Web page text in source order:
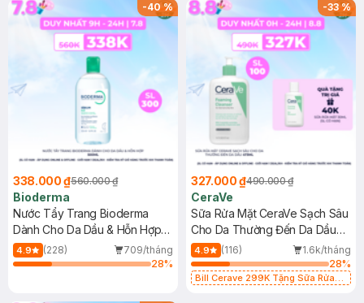
-40%
338.000 ₫560.000 ₫
Bioderma
Nước Tẩy Trang Bioderma
Dành Cho Da Dầu & Hỗn Hợp
500ml
4.9 (228)
709/tháng
28%
-33%
327.000 ₫490.000 ₫
CeraVe
Sữa Rửa Mặt CeraVe Sạch Sâu
Cho Da Thường Đến Da Dầu
473ml
4.9 (116)
1.6k/tháng
28%
Bill Cerave 299K Tặng Sữa Rửa